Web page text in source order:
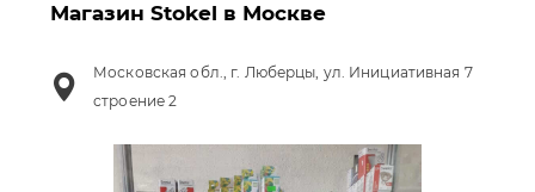
Магазин Stokel в Москве
Московская обл., г. Люберцы, ул. Инициативная 7
строение 2